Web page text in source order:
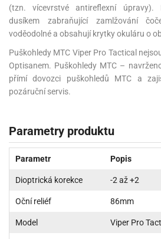
(tzn. vícevrstvé antireflexní úpravy).
dusíkem zabraňující zamlžování
voděodolné a obsahují krytky okuláru o
Puškohledy MTC Viper Pro Tactical
Optisanem. Puškohledy MTC –
přímí dovozci puškohledů MTC a
pozáruční servis.
Parametry produktu
Parametr Popis
Dioptrická korekce -2 až +2
Oční reliéf 86mm
Model Viper Pro